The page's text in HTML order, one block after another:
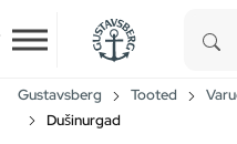
Skip to main content
Gustavsberg Tooted
Dušinurgad